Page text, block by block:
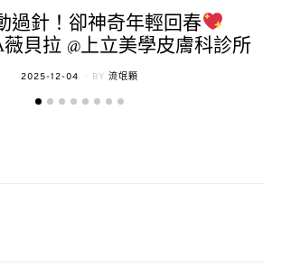
過針！卻神奇年輕回春
貝拉 @上立美學皮膚科診所
POSTED
2025-12-04 BY 流氓顆